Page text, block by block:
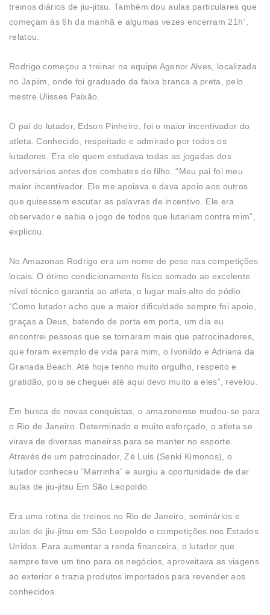
treinos diários de jiu-jitsu. Também dou aulas particulares que
começam às 6h da manhã e algumas vezes encerram 21h”,
relatou.
Rodrigo começou a treinar na equipe Agenor Alves, localizada
no Japiim, onde foi graduado da faixa branca a preta, pelo
mestre Ulisses Paixão.
O pai do lutador, Edson Pinheiro, foi o maior incentivador do
atleta. Conhecido, respeitado e admirado por todos os
lutadores. Era ele quem estudava todas as jogadas dos
adversários antes dos combates do filho. “Meu pai foi meu
maior incentivador. Ele me apoiava e dava apoio aos outros
que quisessem escutar as palavras de incentivo. Ele era
observador e sabia o jogo de todos que lutariam contra mim”,
explicou.
No Amazonas Rodrigo era um nome de peso nas competições
locais. O ótimo condicionamento físico somado ao excelente
nível técnico garantia ao atleta, o lugar mais alto do pódio.
“Como lutador acho que a maior dificuldade sempre foi apoio,
graças a Deus, batendo de porta em porta, um dia eu
encontrei pessoas que se tornaram mais que patrocinadores,
que foram exemplo de vida para mim, o Ivonildo e Adriana da
Granada Beach. Até hoje tenho muito orgulho, respeito e
gratidão, pois se cheguei até aqui devo muito a eles”, revelou.
Em busca de novas conquistas, o amazonense mudou-se para
o Rio de Janeiro. Determinado e muito esforçado, o atleta se
virava de diversas maneiras para se manter no esporte.
Através de um patrocinador, Zé Luis (Senki Kimonos), o
lutador conheceu “Marrinha” e surgiu a oportunidade de dar
aulas de jiu-jitsu Em São Leopoldo.
Era uma rotina de treinos no Rio de Janeiro, seminários e
aulas de jiu-jitsu em São Leopoldo e competições nos Estados
Unidos. Para aumentar a renda financeira, o lutador que
sempre teve um tino para os negócios, aproveitava as viagens
ao exterior e trazia produtos importados para revender aos
conhecidos.